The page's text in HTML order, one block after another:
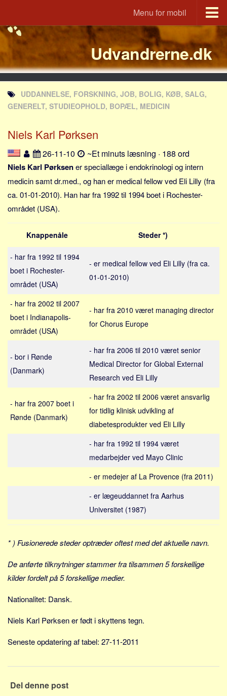
Menu for mobil
Portal
Udvandrerne.dk
Utvandrerne.no
Utvandrarna.se
Tyskland.dk
Rusland.dk
JLKM.dk
Lande
Tyrkiet
Spanien
Sverige
Norge
Thailand
Grækenland
Nøgleord
Bolig
Job
Investering
Alle
Køb og salg
Økonomi
Skatter og afgifter
Praktisk
Alle
Meta
Skribenter
Udvandrerne.dk
UDDANNELSE, FORSKNING, JOB, BOLIG, KØB, SALG,
GENERELT, STUDIEOPHOLD, BOPÆL, MEDICIN
Niels Karl Pørksen
26-11-10 ~Et minuts læsning · 188 ord
Niels Karl Pørksener speciallæge i endokrinologi og intern
medicin samt dr.med., og han er medical fellow ved Eli Lilly (fra
ca. 01-01-2010). Han har fra 1992 til 1994 boet i Rochester-
området (USA).
Knappenåle Steder *)
- har fra 1992 til 1994
boet i Rochester-
området (USA)
- er medical fellow ved Eli Lilly (fra ca.
01-01-2010)
- har fra 2002 til 2007
boet i Indianapolis-
området (USA)
- har fra 2010 været managing director
for Chorus Europe
- bor i Rønde
(Danmark)
- har fra 2006 til 2010 været senior
Medical Director for Global External
Research ved Eli Lilly
- har fra 2007 boet i
Rønde (Danmark)
- har fra 2002 til 2006 været ansvarlig
for tidlig klinisk udvikling af
diabetesprodukter ved Eli Lilly
- har fra 1992 til 1994 været
medarbejder ved Mayo Clinic
- er medejer af La Provence (fra 2011)
- er lægeuddannet fra Aarhus
Universitet (1987)
* ) Fusionerede steder optræder oftest med det aktuelle navn.
De anførte tilknytninger stammer fra tilsammen 5 forskellige
kilder fordelt på 5 forskellige medier.
Nationalitet: Dansk.
Niels Karl Pørksen er født i skyttens tegn.
Seneste opdatering af tabel: 27-11-2011
Del denne post